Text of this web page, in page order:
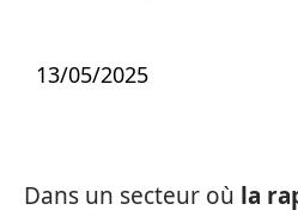
13/05/2025
Dans un secteur où la